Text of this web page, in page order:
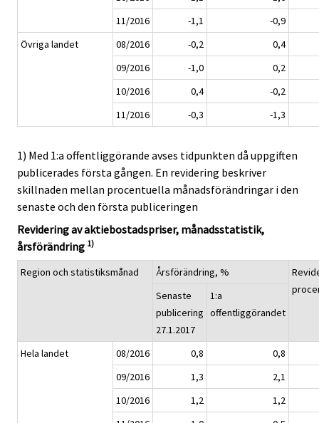
11/2016
-1,1
-0,9
Övriga landet
08/2016 -0,2
0,4
09/2016
-1,0
0,2
10/2016
0,4
-0,2
11/2016
-0,3 -1,3
1) Med 1:a offentliggörande avses tidpunkten då uppgiften
publicerades första gången. En revidering beskriver
skillnaden mellan procentuella månadsförändringar i den
senaste och den första publiceringen
Revidering av aktiebostadspriser, månadsstatistik,
årsförändring 1)
Region och statistiksmånad Årsförändring, %
Senaste
publicering
27.1.2017
1:a
offentliggörandet
Hela landet 08/2016 0,8
0,8
09/2016
1,3
2,1
10/2016
1,2
1,2